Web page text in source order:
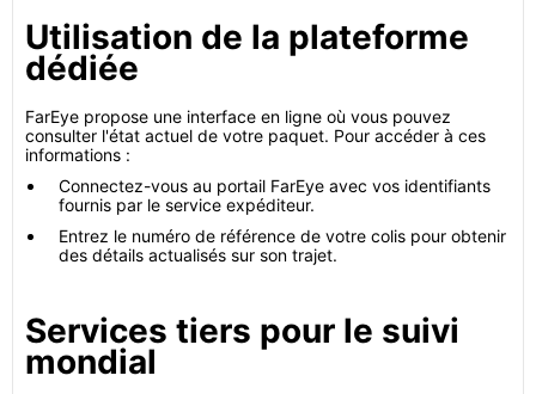
Utilisation de la plateforme
dédiée
FarEye propose une interface en ligne où vous pouvez
consulter l'état actuel de votre paquet. Pour accéder à ces
informations :
Connectez-vous au portail FarEye avec vos identifiants
fournis par le service expéditeur.
Entrez le numéro de référence de votre colis pour obtenir
des détails actualisés sur son trajet.
Services tiers pour le suivi
mondial